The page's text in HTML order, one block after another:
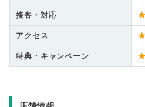
接客・対応
アクセス
特典・キャンペーン